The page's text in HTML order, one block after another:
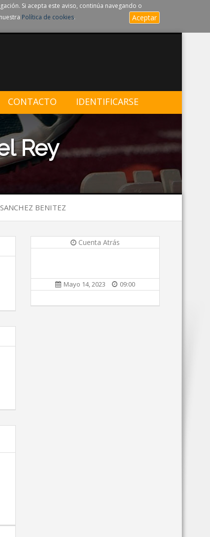
Si acepta este aviso, continúa navegando o
Política de cookies. Aceptar
CONTACTO IDENTIFICARSE
Rey
BENITEZ
Cuenta Atrás
Mayo 14, 2023 09:00